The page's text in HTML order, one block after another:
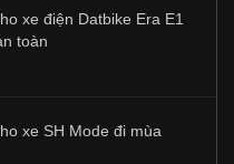
xe điện Datbike Era E1
toàn
xe SH Mode đi mùa